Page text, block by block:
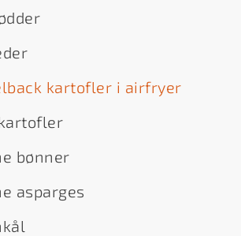
kartofler i airfryer
bønner
asparges